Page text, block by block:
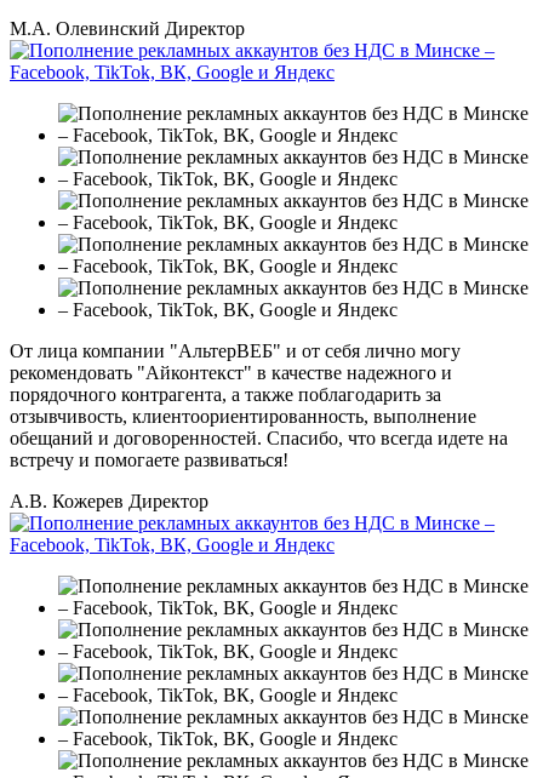
М.А. Олевинский Директор
От лица компании "АльтерВЕБ" и от себя лично могу
рекомендовать "Айконтекст" в качестве надежного и
порядочного контрагента, а также поблагодарить за
отзывчивость, клиентоориентированность, выполнение
обещаний и договоренностей. Спасибо, что всегда идете на
встречу и помогаете развиваться!
А.В. Кожерев Директор